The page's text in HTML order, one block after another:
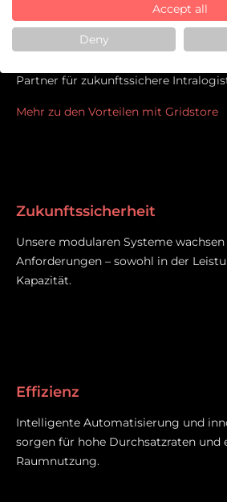
Unsere Kunden profitieren von
Agilität, Innovationskraft und
Partner für zukunftssichere
Mehr zu den Vorteilen mit Gridstore
Zukunftssicherheit
Unsere modularen Systeme
Anforderungen – sowohl in der
Kapazität.
Effizienz
Intelligente Automatisierung und
sorgen für hohe Durchsatzraten und
Raumnutzung.
Accept all
Deny